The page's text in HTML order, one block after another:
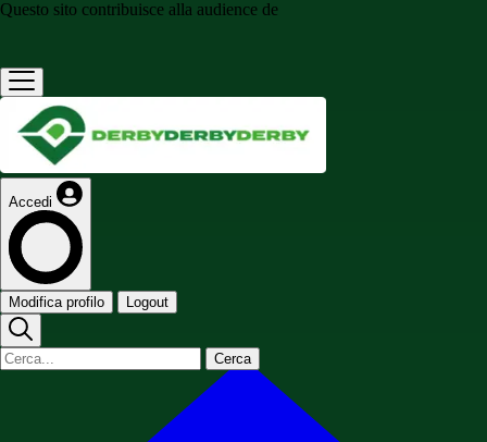
Questo sito contribuisce alla audience de
Accedi
Modifica profilo Logout
Cerca